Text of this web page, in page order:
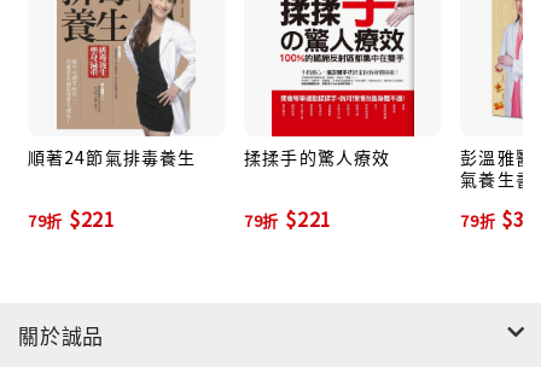
順著24節氣排毒養生
79折 $221
揉揉手的驚人療效
79折 $221
彭溫雅醫
氣養生書
79折
關於誠品